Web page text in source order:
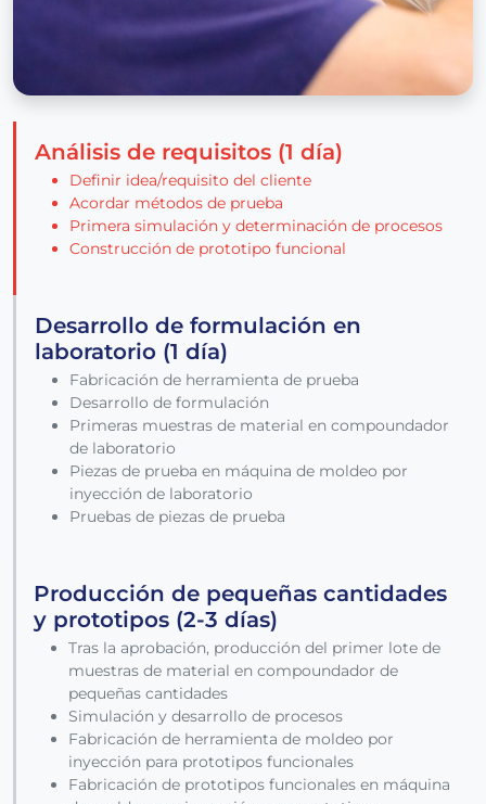
Análisis de requisitos (1 día)
Definir idea/requisito del cliente
Acordar métodos de prueba
Primera simulación y determinación de procesos
Construcción de prototipo funcional
Desarrollo de formulación en
laboratorio (1 día)
Fabricación de herramienta de prueba
Desarrollo de formulación
Primeras muestras de material en compoundador
de laboratorio
Piezas de prueba en máquina de moldeo por
inyección de laboratorio
Pruebas de piezas de prueba
Producción de pequeñas cantidades
y prototipos (2-3 días)
Tras la aprobación, producción del primer lote de
muestras de material en compoundador de
pequeñas cantidades
Simulación y desarrollo de procesos
Fabricación de herramienta de moldeo por
inyección para prototipos funcionales
Fabricación de prototipos funcionales en máquina